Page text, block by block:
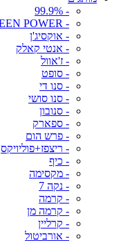
- 99.9%
- GREEN POWER
- אוקסיג'ן
- אנטי קאלק
- ז'אוול
- סופט
- סנו די
- סנו סושי
- סנובון
- ספארק
- פרש הום
- ריצפז+פוליויקס
- כיף
- מקסימה
- נקה 7
- קרמה
- קרמה מן
- קרליין
- אורביטול